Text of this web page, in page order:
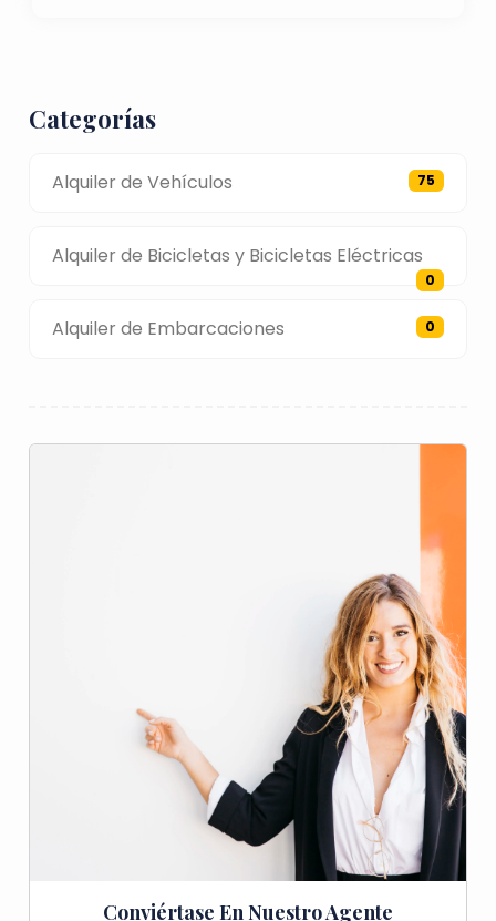
Categorías
Alquiler de Vehículos 75
Alquiler de Bicicletas y Bicicletas Eléctricas
0
Alquiler de Embarcaciones 0
Conviértase En Nuestro Agente